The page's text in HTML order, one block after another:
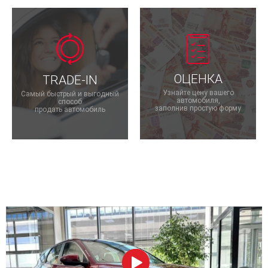
TRADE-IN
Самый быстрый и выгодный
способ
продать автомобиль
ОЦЕНКА
Узнайте цену вашего
автомобиля,
заполнив простую форму